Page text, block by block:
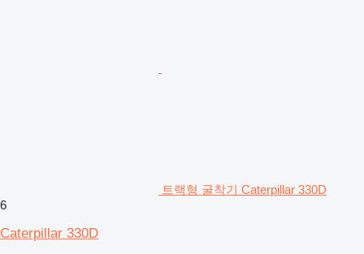
트랙형 굴착기 Caterpillar 330D
6
Caterpillar 330D